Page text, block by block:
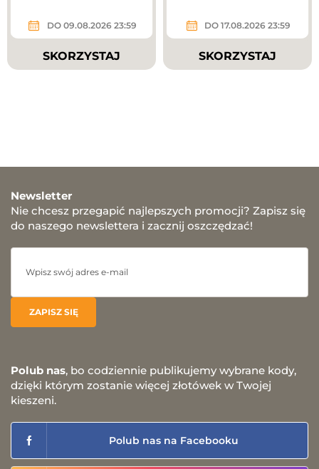
DO 09.08.2026 23:59
SKORZYSTAJ
DO 17.08.2026 23:59
SKORZYSTAJ
Newsletter
Nie chcesz przegapić najlepszych promocji? Zapisz się
do naszego newslettera i zacznij oszczędzać!
Polub nas, bo codziennie publikujemy wybrane kody,
dzięki którym zostanie więcej złotówek w Twojej
kieszeni.
Polub nas na Facebooku